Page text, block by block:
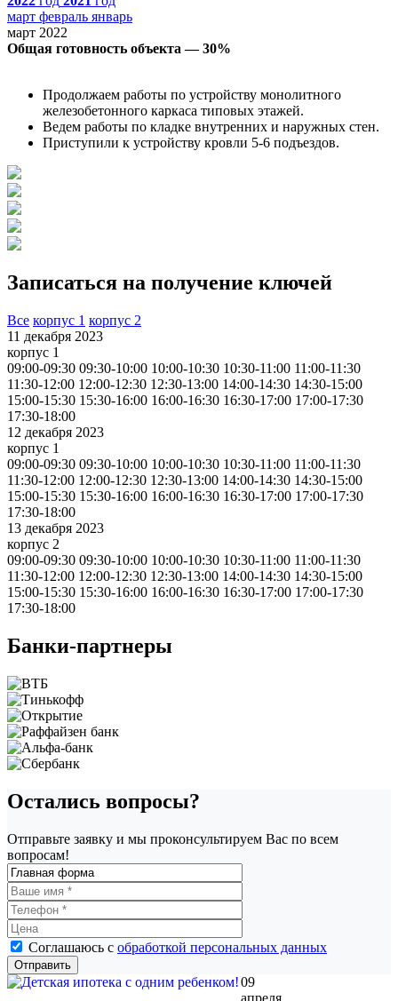
март февраль январь
март 2022
Общая готовность объекта — 30%
Продолжаем работы по устройству монолитного
железобетонного каркаса типовых этажей.
Ведем работы по кладке внутренних и наружных стен.
Приступили к устройству кровли 5-6 подъездов.
Записаться на получение ключей
Все корпус 1 корпус 2
11 декабря 2023
корпус 1
09:00-09:30 09:30-10:00 10:00-10:30 10:30-11:00 11:00-11:30
11:30-12:00 12:00-12:30 12:30-13:00 14:00-14:30 14:30-15:00
15:00-15:30 15:30-16:00 16:00-16:30 16:30-17:00 17:00-17:30
17:30-18:00
12 декабря 2023
корпус 1
09:00-09:30 09:30-10:00 10:00-10:30 10:30-11:00 11:00-11:30
11:30-12:00 12:00-12:30 12:30-13:00 14:00-14:30 14:30-15:00
15:00-15:30 15:30-16:00 16:00-16:30 16:30-17:00 17:00-17:30
17:30-18:00
13 декабря 2023
корпус 2
09:00-09:30 09:30-10:00 10:00-10:30 10:30-11:00 11:00-11:30
11:30-12:00 12:00-12:30 12:30-13:00 14:00-14:30 14:30-15:00
15:00-15:30 15:30-16:00 16:00-16:30 16:30-17:00 17:00-17:30
17:30-18:00
Банки-партнеры
Остались вопросы?
Отправьте заявку и мы проконсультируем Вас по всем
вопросам!
Соглашаюсь с обработкой персональных данных
09
апреля